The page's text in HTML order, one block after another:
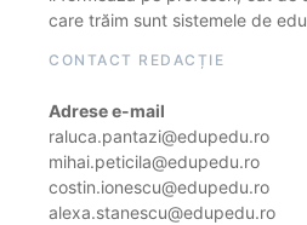
care trăim sunt sistemele de
CONTACT REDACȚIE
Adrese e-mail
raluca.pantazi@edupedu.ro
mihai.peticila@edupedu.ro
costin.ionescu@edupedu.ro
alexa.stanescu@edupedu.ro